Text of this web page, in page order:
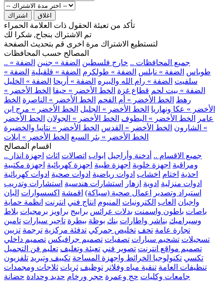
اشتراك اغلاق
تأكد من تعبئة الحقول ذات العلامة الحمراء
تم الاشتراك بنجاح, شكرا لك
لتستطيع الاشتراك مرة اخرى قم بتحديث الصفحة
المصالح حسب المحافظات
.. جميع المحافظات .. خارج فلسطين الضفة » جنين الضفة »
طوباس الضفة » نابلس الضفة » طولكرم الضفة » قلقيلية الضفة »
سلفيت الضفة » رام الله والبيره الضفة » أريحا الضفة » الخليل
الضفة » بيت لحم قطاع غزة الخط الأخضر » حيفا الخط الأخضر »
رهط الخط الأخضر » أم الفحم الخط الأخضر » الناصرة الخط
الأخضر » عكا ونهاريا الخط الأخضر » الجليل الخط الأخضر » مرج ابن
عامر
الخط الأخضر » البطوف الخط الأخضر » الجولان الخط الأخضر
» الشارون الخط الأخضر » القدس الخط الأخضر » نتانيا والخضيرة
الخط الأخضر » بئر السبع الخط الأخضر » ايلات
اقسام المصالح
.. جميع الاقسام .. أدخنة وأراجيل ابواب اتصالات اثاث اجهزة انذار
ومراقبة اجهزة خلوية اجهزة طبية اجهزة كهربائية اجهزة مكتبية
احذية اختام اخشاب ادوات رياضية ادوات صحية ادوات كهربائية
ادوات منزلية ادوية ازهار استشارات هندسية استشارات وتدريب
استيراد وتصدير
اعمال صحية (سباكة) اقمشة اكسسوارات البان
واجبان العاب الكترونيات المنيوم انتاج فني انترنت انظمة حماية
باصات باطون واسمنت بدلات عرائس برابيج براويز برمجيات بلاط
وسيراميك بناشر واطارات بنك بوظة بيطرة تاجير سيارات تامين
تجارة عامة تحف تخليص جمركي تدفئة مركزية ترجمة تزيين
تسجيلات تشحيم سيارات تصفيات تصميم جرافيكس تصميم داخلي
تصميم مواقع انترنت تصوير فني تعبئة وتغليف تعليم فن التجميل
تكسي تكنولوجيا الخرائط واجهزة المساحة تكييف وتبريد تلفزيون
تنظيفات العامة تنقية مياه وفلاتر توظيف ثريات ثلاجات ومجمدات
جامعات وكليات حج وعمرة حجر ورخام حديد وحدادة حضانة